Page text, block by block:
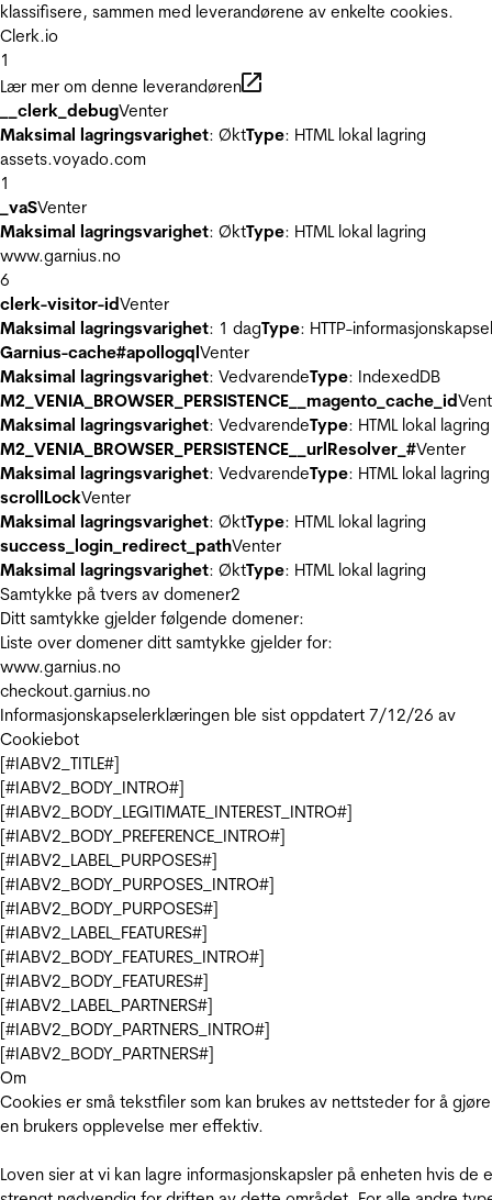
klassifisere, sammen med leverandørene av enkelte cookies.
Clerk.io
1
Lær mer om denne leverandøren
__clerk_debugVenter
Maksimal lagringsvarighet: ØktType: HTML lokal lagring
assets.voyado.com
1
_vaSVenter
Maksimal lagringsvarighet: ØktType: HTML lokal lagring
www.garnius.no
6
clerk-visitor-idVenter
Maksimal lagringsvarighet: 1 dagType: HTTP-informasjonskapsel
Garnius-cache#apollogqlVenter
Maksimal lagringsvarighet: VedvarendeType: IndexedDB
M2_VENIA_BROWSER_PERSISTENCE__magento_cache_id
Maksimal lagringsvarighet: VedvarendeType: HTML lokal lagring
M2_VENIA_BROWSER_PERSISTENCE__urlResolver_#Venter
Maksimal lagringsvarighet: VedvarendeType: HTML lokal lagring
scrollLockVenter
Maksimal lagringsvarighet: ØktType: HTML lokal lagring
success_login_redirect_pathVenter
Maksimal lagringsvarighet: ØktType: HTML lokal lagring
Samtykke på tvers av domener2
Ditt samtykke gjelder følgende domener:
Liste over domener ditt samtykke gjelder for:
www.garnius.no
checkout.garnius.no
Informasjonskapselerklæringen ble sist oppdatert 7/12/26 av
Cookiebot
[#IABV2_TITLE#]
[#IABV2_BODY_INTRO#]
[#IABV2_BODY_LEGITIMATE_INTEREST_INTRO#]
[#IABV2_BODY_PREFERENCE_INTRO#]
[#IABV2_LABEL_PURPOSES#]
[#IABV2_BODY_PURPOSES_INTRO#]
[#IABV2_BODY_PURPOSES#]
[#IABV2_LABEL_FEATURES#]
[#IABV2_BODY_FEATURES_INTRO#]
[#IABV2_BODY_FEATURES#]
[#IABV2_LABEL_PARTNERS#]
[#IABV2_BODY_PARTNERS_INTRO#]
[#IABV2_BODY_PARTNERS#]
Om
Cookies er små tekstfiler som kan brukes av nettsteder for å gjøre
en brukers opplevelse mer effektiv.
Loven sier at vi kan lagre informasjonskapsler på enheten hvis de